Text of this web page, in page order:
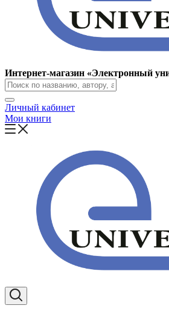
Интернет-магазин «Электронный
Личный кабинет
Мои книги